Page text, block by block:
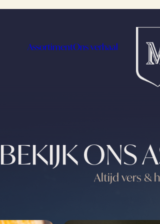
AssortimentOns verhaal
BEKIJK ONS
Altijd vers &